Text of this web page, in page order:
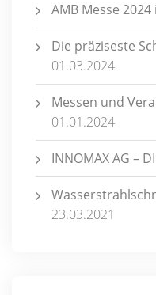
AMB Messe
Die präziseste
01.03.2024
Messen und
01.01.2024
INNOMAX AG –
23.03.2021